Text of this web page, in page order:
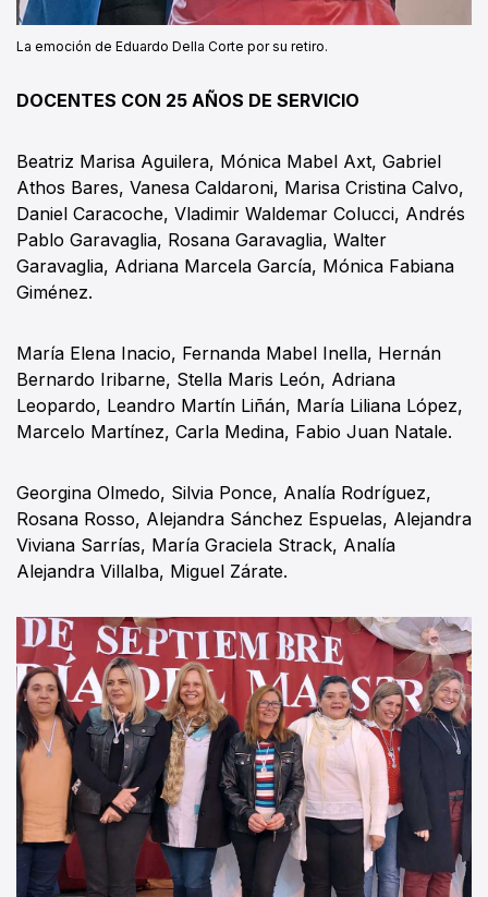
La emoción de Eduardo Della Corte por su retiro.
DOCENTES CON 25 AÑOS DE SERVICIO
Beatriz Marisa Aguilera, Mónica Mabel Axt, Gabriel
Athos Bares, Vanesa Caldaroni, Marisa Cristina Calvo,
Daniel Caracoche, Vladimir Waldemar Colucci, Andrés
Pablo Garavaglia, Rosana Garavaglia, Walter
Garavaglia, Adriana Marcela García, Mónica Fabiana
Giménez.
María Elena Inacio, Fernanda Mabel Inella, Hernán
Bernardo Iribarne, Stella Maris León, Adriana
Leopardo, Leandro Martín Liñán, María Liliana López,
Marcelo Martínez, Carla Medina, Fabio Juan Natale.
Georgina Olmedo, Silvia Ponce, Analía Rodríguez,
Rosana Rosso, Alejandra Sánchez Espuelas, Alejandra
Viviana Sarrías, María Graciela Strack, Analía
Alejandra Villalba, Miguel Zárate.